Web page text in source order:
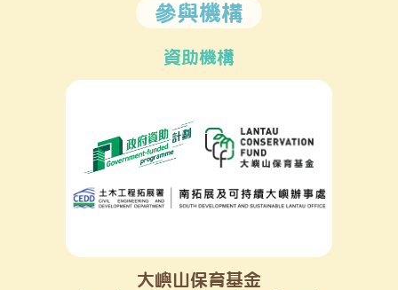
參與機構
資助機構
大嶼山保育基金